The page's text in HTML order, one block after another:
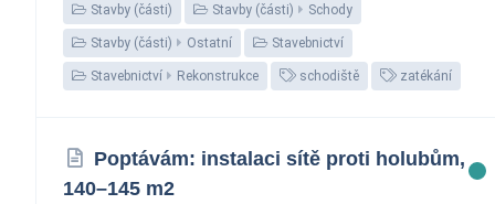
Stavby (části) Stavby (části) Schody
Stavby (části) Ostatní Stavebnictví
Stavebnictví Rekonstrukce schodiště zatékání
Poptávám: instalaci sítě proti holubům,
140–145 m2